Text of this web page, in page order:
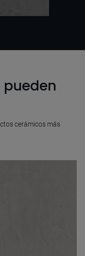
pueden
cerámicos más